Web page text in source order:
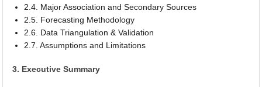
2.4. Major Association and Secondary Sources
2.5. Forecasting Methodology
2.6. Data Triangulation & Validation
2.7. Assumptions and Limitations
3. Executive Summary